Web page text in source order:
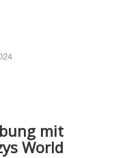
mit
World